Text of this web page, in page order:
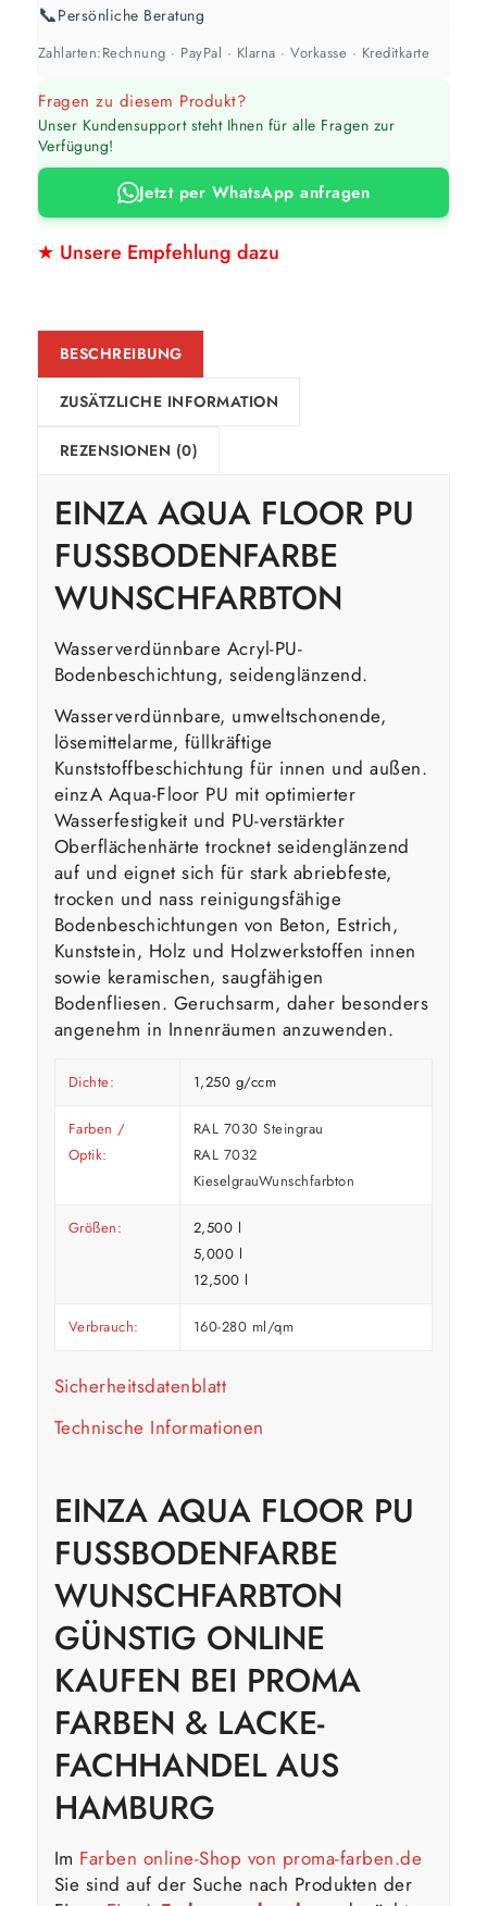
📞Persönliche Beratung
Zahlarten:Rechnung · PayPal · Klarna · Vorkasse · Kreditkarte
Fragen zu diesem Produkt?
Unser Kundensupport steht Ihnen für alle Fragen zur
Verfügung!
Jetzt per WhatsApp anfragen
★ Unsere Empfehlung dazu
BESCHREIBUNG
ZUSÄTZLICHE INFORMATION
REZENSIONEN (0)
EINZA AQUA FLOOR PU
FUSSBODENFARBE W
UNSCHFARBTON
Wasserverdünnbare Acryl-PU-
Bodenbeschichtung, seidenglänzend.
Wasserverdünnbare, umweltschonende,
lösemittelarme, füllkräftige
Kunststoffbeschichtung für innen und außen.
einzA Aqua-Floor PU mit optimierter
Wasserfestigkeit und PU-verstärkter
Oberflächenhärte trocknet seidenglänzend
auf und eignet sich für stark abriebfeste,
trocken und nass reinigungsfähige
Bodenbeschichtungen von Beton, Estrich,
Kunststein, Holz und Holzwerkstoffen innen
sowie keramischen, saugfähigen
Bodenfliesen. Geruchsarm, daher besonders
angenehm in Innenräumen anzuwenden.
Dichte: 1,250 g/ccm
Farben /
Optik:
RAL 7030 Steingrau
RAL 7032
KieselgrauWunschfarbton
Größen:
2,500 l
5,000 l
12,500 l
Verbrauch: 160-280 ml/qm
Sicherheitsdatenblatt
Technische Informationen
EINZA AQUA FLOOR PU
FUSSBODENFARBE W
UNSCHFARBTON G
ÜNSTIG ONLINE K
AUFEN BEI PROMA F
ARBEN & LACKE- F
ACHHANDEL AUS H
AMBURG
Im Farben online-Shop von proma-farben.de
Sie sind auf der Suche nach Produkten der